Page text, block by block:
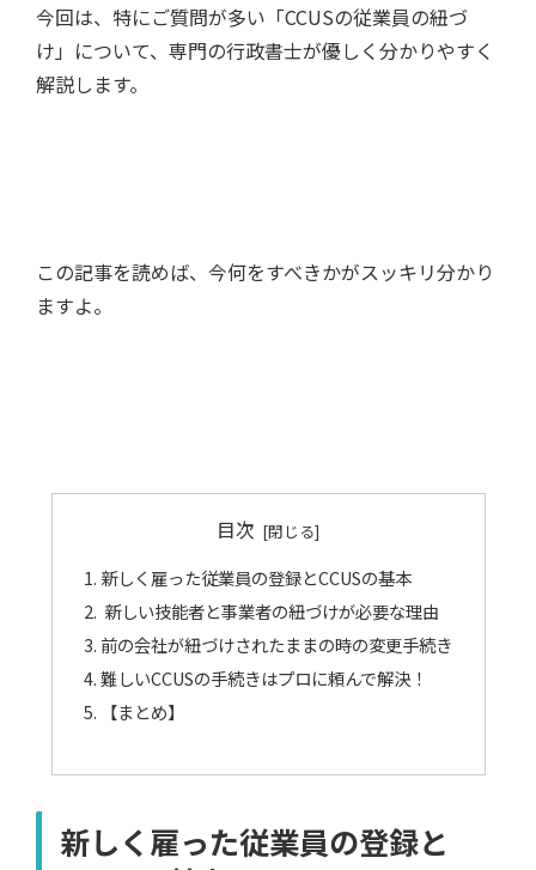
今回は、特にご質問が多い「CCUSの従業員の紐づ
け」について、専門の行政書士が優しく分かりやすく
解説します。
この記事を読めば、今何をすべきかがスッキリ分かり
ますよ。
目次
新しく雇った従業員の登録とCCUSの基本
新しい技能者と事業者の紐づけが必要な理由
前の会社が紐づけされたままの時の変更手続き
難しいCCUSの手続きはプロに頼んで解決！
【まとめ】
新しく雇った従業員の登録と